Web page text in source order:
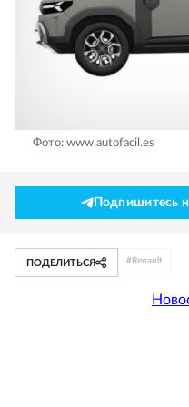
Фото: www.autofacil.es
Подпишитесь
ПОДЕЛИТЬСЯ # Renault